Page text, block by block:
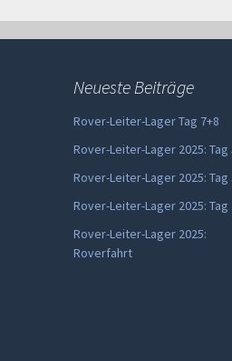
Neueste Beiträge
Rover-Leiter-Lager Tag 7+8
Rover-Leiter-Lager 2025: Tag
Rover-Leiter-Lager 2025: Tag
Rover-Leiter-Lager 2025: Tag
Rover-Leiter-Lager 2025:
Roverfahrt